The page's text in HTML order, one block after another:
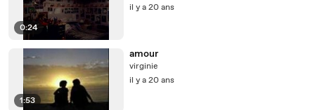
0:24
il y a 20 ans
1:53
amour
virginie
il y a 20 ans